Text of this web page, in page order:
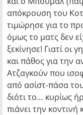
απόκρουση του
τιμώρησε για το
όμως το ματς δεν
ξεκίνησε! Γιατί οι
και πάθος για την
Ατζαγκούν που
από ασίστ-πάσα
διότι το… κυρίως
πιάνει την